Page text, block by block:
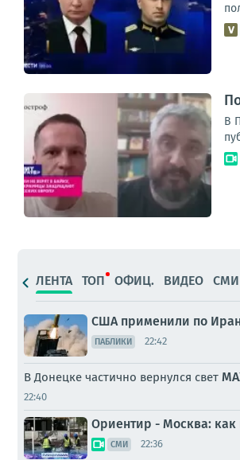
В
ЛЕНТА ТОП ОФИЦ. ВИДЕО СМИ
США применили по
ПАБЛИКИ 22:42
В Донецке частично вернулся свет
22:40
Ориентир - Москва:
СМИ 22:36